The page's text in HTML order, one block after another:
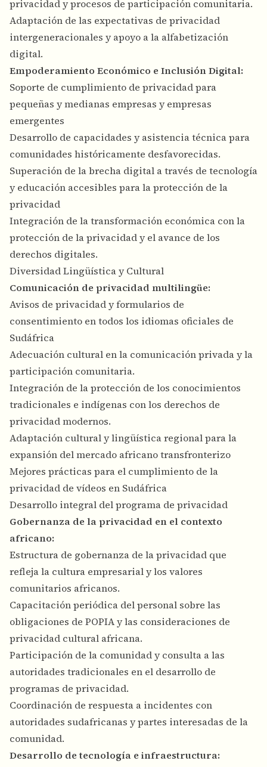
privacidad y procesos de participación comunitaria.
Adaptación de las expectativas de privacidad
intergeneracionales y apoyo a la alfabetización
digital.
Empoderamiento Económico e Inclusión Digital:
Soporte de cumplimiento de privacidad para
pequeñas y medianas empresas y empresas
emergentes
Desarrollo de capacidades y asistencia técnica para
comunidades históricamente desfavorecidas.
Superación de la brecha digital a través de tecnología
y educación accesibles para la protección de la
privacidad
Integración de la transformación económica con la
protección de la privacidad y el avance de los
derechos digitales.
Diversidad Lingüística y Cultural
Comunicación de privacidad multilingüe:
Avisos de privacidad y formularios de
consentimiento en todos los idiomas oficiales de
Sudáfrica
Adecuación cultural en la comunicación privada y la
participación comunitaria.
Integración de la protección de los conocimientos
tradicionales e indígenas con los derechos de
privacidad modernos.
Adaptación cultural y lingüística regional para la
expansión del mercado africano transfronterizo
Mejores prácticas para el cumplimiento de la
privacidad de vídeos en Sudáfrica
Desarrollo integral del programa de privacidad
Gobernanza de la privacidad en el contexto
africano:
Estructura de gobernanza de la privacidad que
refleja la cultura empresarial y los valores
comunitarios africanos.
Capacitación periódica del personal sobre las
obligaciones de POPIA y las consideraciones de
privacidad cultural africana.
Participación de la comunidad y consulta a las
autoridades tradicionales en el desarrollo de
programas de privacidad.
Coordinación de respuesta a incidentes con
autoridades sudafricanas y partes interesadas de la
comunidad.
Desarrollo de tecnología e infraestructura: